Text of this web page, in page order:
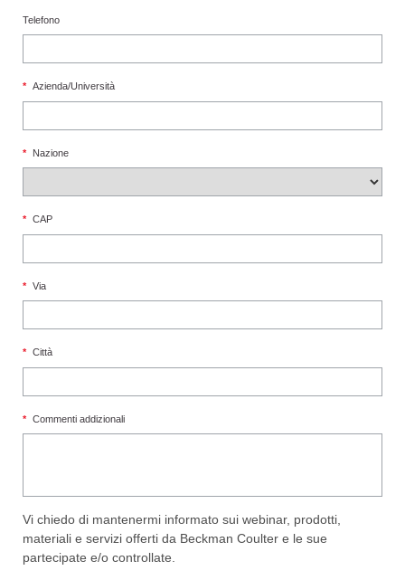
Telefono
* Azienda/Università
* Nazione
* CAP
* Via
* Città
* Commenti addizionali
Vi chiedo di mantenermi informato sui webinar, prodotti,
materiali e servizi offerti da Beckman Coulter e le sue
partecipate e/o controllate.